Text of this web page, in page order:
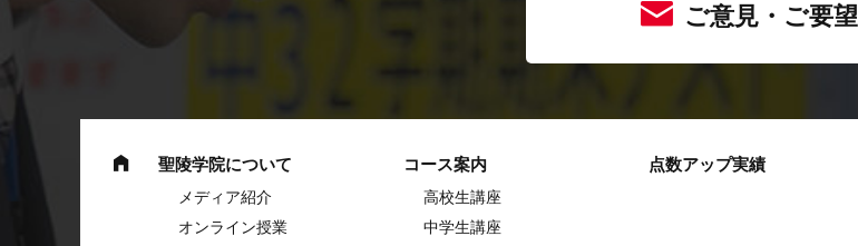
ご意見・ご要望
聖陵学院について
メディア紹介
オンライン授業
コース案内
高校生講座
中学⽣講座
点数アップ実績